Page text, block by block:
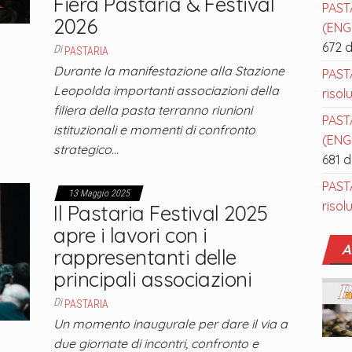
2026
Di PASTARIA
Durante la manifestazione alla Stazione
Leopolda importanti associazioni della
filiera della pasta terranno riunioni
istituzionali e momenti di confronto
strategico…
13 Maggio 2025
Il Pastaria Festival 2025
apre i lavori con i
rappresentanti delle
principali associazioni
Di PASTARIA
Un momento inaugurale per dare il via a
due giornate di incontri, confronto e
672
681